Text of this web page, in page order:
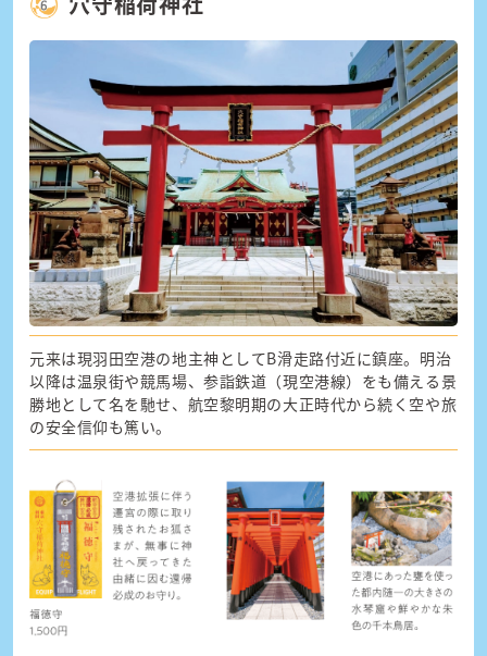
元来は現羽田空港の地主神としてB滑走路付近に鎮座。明治
以降は温泉街や競馬場、参詣鉄道（現空港線）をも備える景
勝地として名を馳せ、航空黎明期の大正時代から続く空や旅
の安全信仰も篤い。